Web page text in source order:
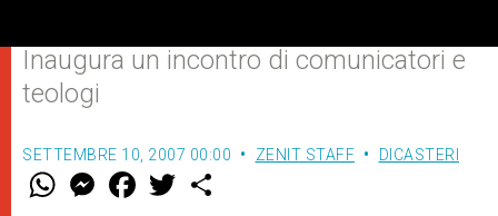
Inaugura un incontro di comunicatori e
teologi
SETTEMBRE 10, 2007 00:00 ZENIT STAFF DICASTERI
W M
e
F
a w